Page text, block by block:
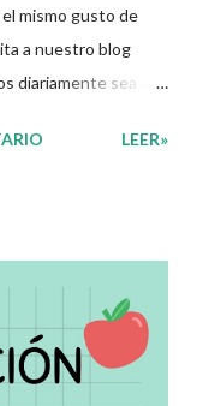
mismo gusto de
a nuestro blog
diariamente sea de
correspomdiente
mucho entusiasmo
material.
lo compartimos
labor como
LEER»